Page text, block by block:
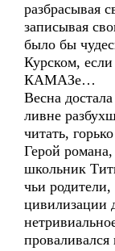
разбрасывая
записывая
было бы
Курском,
КАМАЗе…
Весна
ливне
читать,
Герой
школьник
чьи
цивилизации